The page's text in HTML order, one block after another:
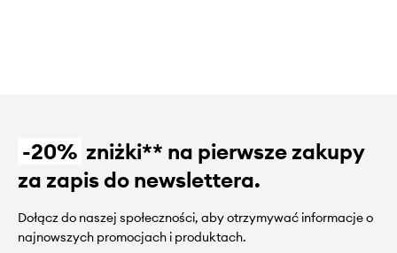
-20% zniżki** na pierwsze zakupy
za zapis do newslettera.
Dołącz do naszej społeczności, aby otrzymywać informacje o
najnowszych promocjach i produktach.